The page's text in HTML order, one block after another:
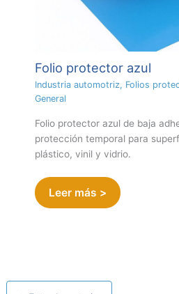
Folio protector azul
Industria automotriz, Folios
General
Folio protector azul de baja
protección temporal para
plástico, vinil y vidrio.
Leer más >